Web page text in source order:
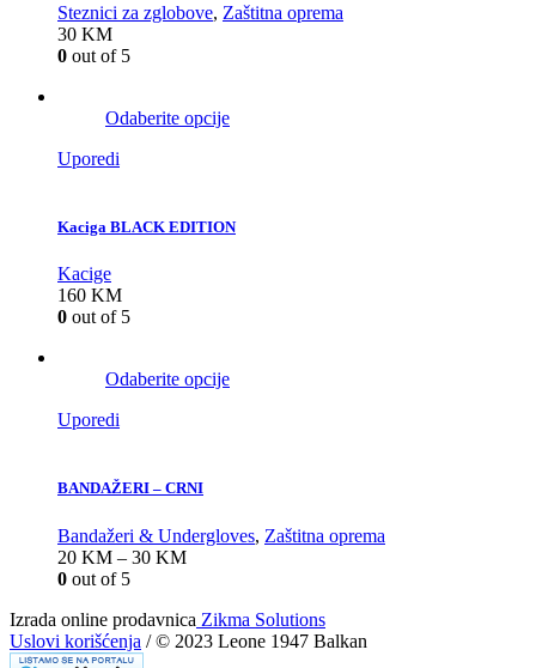
Steznici za zglobove, Zaštitna oprema
30 KM
0 out of 5
Odaberite opcije
Uporedi
Kaciga BLACK EDITION
Kacige
160 KM
0 out of 5
Odaberite opcije
Uporedi
BANDAŽERI – CRNI
Bandažeri & Undergloves, Zaštitna oprema
20 KM – 30 KM
0 out of 5
Izrada online prodavnica Zikma Solutions
Uslovi korišćenja / © 2023 Leone 1947 Balkan